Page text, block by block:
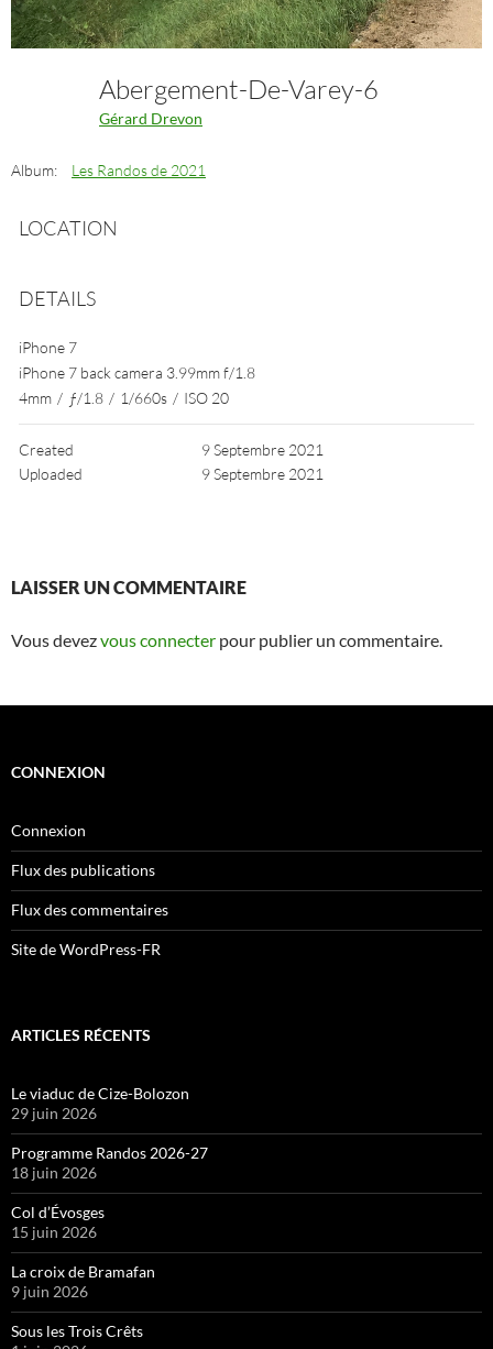
Abergement-De-Varey-6
Gérard Drevon
Album: Les Randos de 2021
LOCATION
DETAILS
iPhone 7
iPhone 7 back camera 3.99mm f/1.8
4mm / ƒ/1.8 / 1/660s / ISO 20
Created
9 Septembre 2021
Uploaded
9 Septembre 2021
LAISSER UN COMMENTAIRE
Vous devezvous connecter pour publier un commentaire.
CONNEXION
Connexion
Flux des publications
Flux des commentaires
Site de WordPress-FR
ARTICLES RÉCENTS
Le viaduc de Cize-Bolozon
29 juin 2026
Programme Randos 2026-27
18 juin 2026
Col d’Évosges
15 juin 2026
La croix de Bramafan
9 juin 2026
Sous les Trois Crêts